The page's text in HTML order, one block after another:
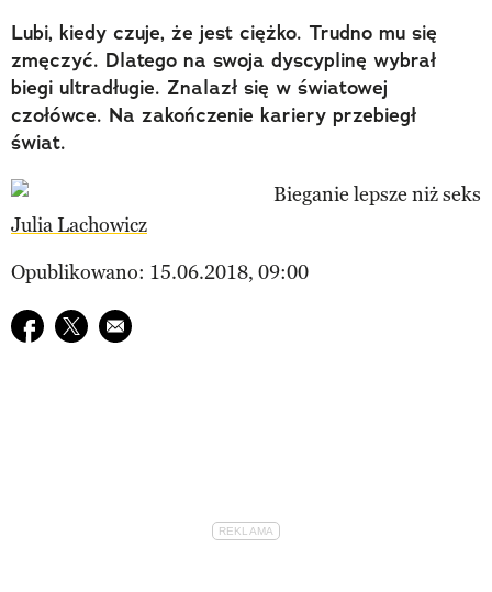
Lubi, kiedy czuje, że jest ciężko. Trudno mu się
zmęczyć. Dlatego na swoja dyscyplinę wybrał
biegi ultradługie. Znalazł się w światowej
czołówce. Na zakończenie kariery przebiegł
świat.
Julia Lachowicz
Opublikowano: 15.06.2018, 09:00
Udostępnij na facebook
Udostępnij na twitter
E-mail do przyjaciela